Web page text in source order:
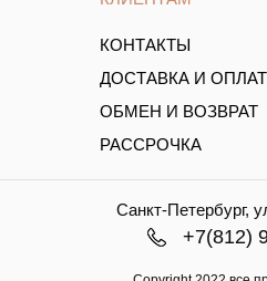
КОНТАКТЫ
ДОСТАВКА И
ОБМЕН И ВОЗВРАТ
РАССРОЧКА
Санкт-Петербург,
+7(812)